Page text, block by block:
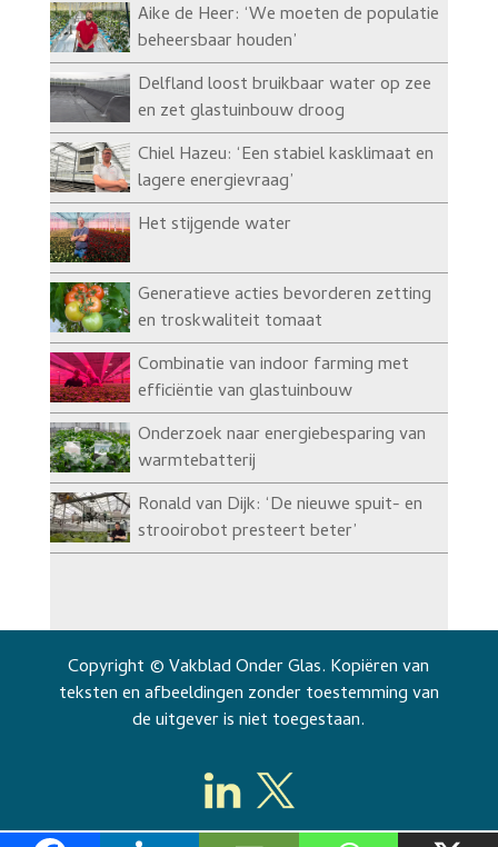
Aike de Heer: ‘We moeten de populatie
beheersbaar houden’
Delfland loost bruikbaar water op zee
en zet glastuinbouw droog
Chiel Hazeu: ‘Een stabiel kasklimaat en
lagere energievraag’
Het stijgende water
Generatieve acties bevorderen zetting
en troskwaliteit tomaat
Combinatie van indoor farming met
efficiëntie van glastuinbouw
Onderzoek naar energiebesparing van
warmtebatterij
Ronald van Dijk: ‘De nieuwe spuit- en
strooirobot presteert beter’
Copyright © Vakblad Onder Glas. Kopiëren van
teksten en afbeeldingen zonder toestemming van
de uitgever is niet toegestaan.